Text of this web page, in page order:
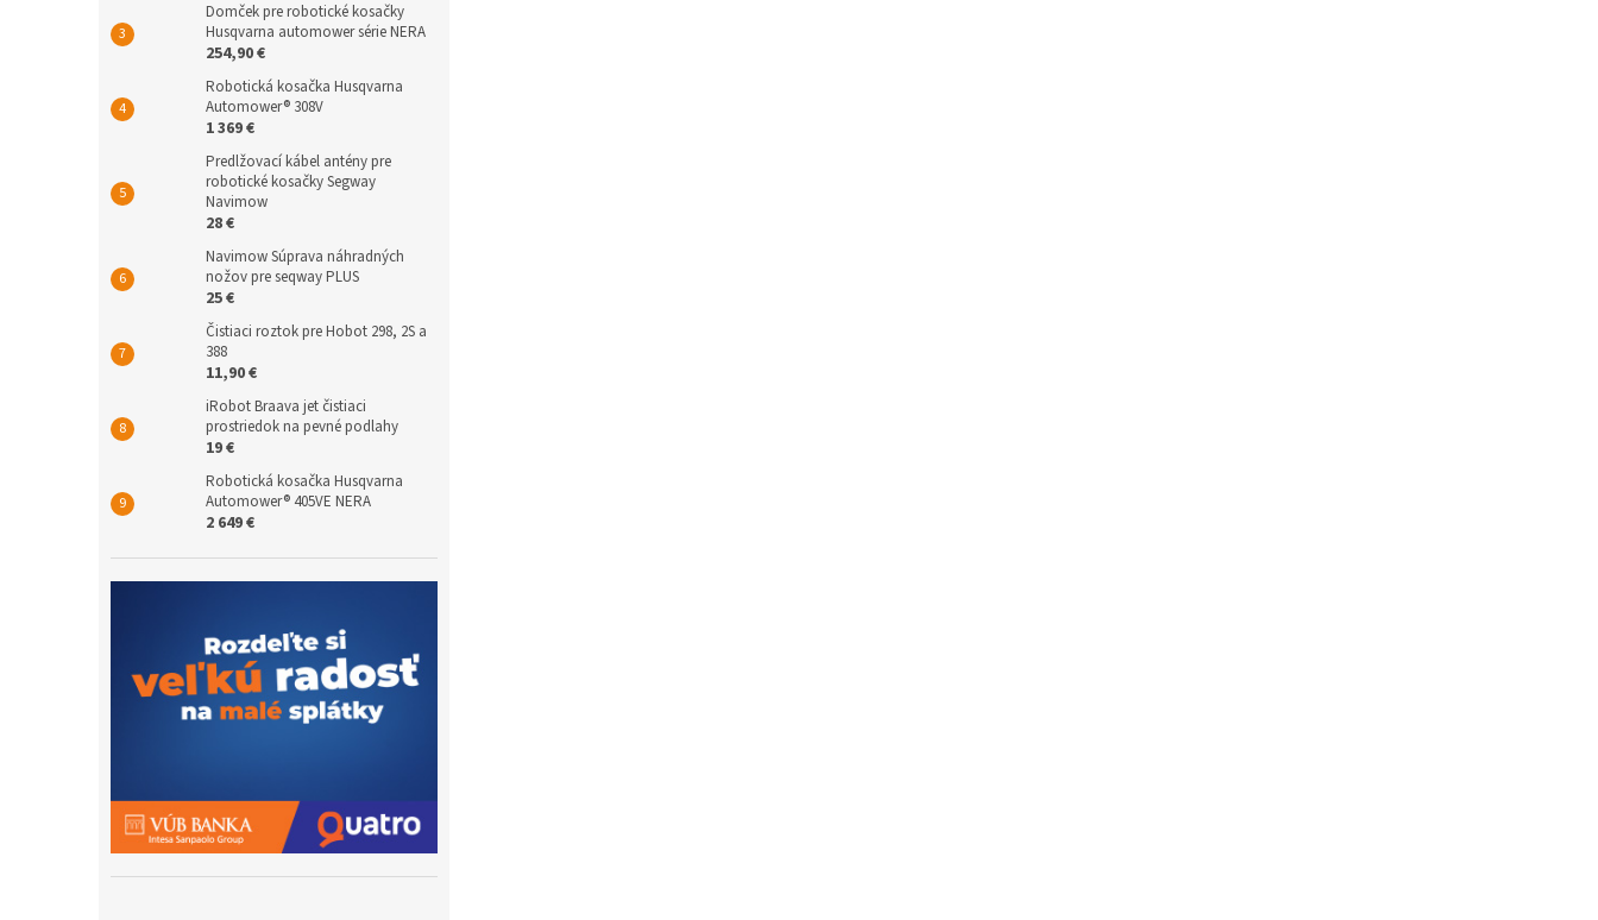
Domček pre robotické kosačky
Husqvarna automower série NERA
254,90 €
Robotická kosačka Husqvarna
Automower® 308V
1 369 €
Predlžovací kábel antény pre
robotické kosačky Segway
Navimow
28 €
Navimow Súprava náhradných
nožov pre seqway PLUS
25 €
Čistiaci roztok pre Hobot 298, 2S a
388
11,90 €
iRobot Braava jet čistiaci
prostriedok na pevné podlahy
19 €
Robotická kosačka Husqvarna
Automower® 405VE NERA
2 649 €